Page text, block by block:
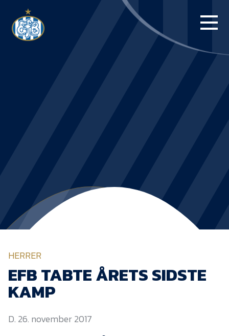
BLUE WATER
NYHEDER
EfB Akademi
HERRER
EFB TABTE ÅRETS SIDSTE
KAMP
D. 26. november 2017